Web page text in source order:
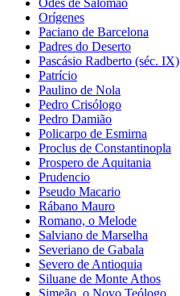
Orígenes
Paciano de Barcelona
Padres do Deserto
Pascásio Radberto (séc. IX)
Patrício
Paulino de Nola
Pedro Crisólogo
Pedro Damião
Policarpo de Esmirna
Proclus de Constantinopla
Prospero de Aquitania
Prudencio
Pseudo Macario
Rábano Mauro
Romano, o Melode
Salviano de Marselha
Severiano de Gabala
Severo de Antioquia
Siluane de Monte Athos
Simeão, o Novo Teólogo